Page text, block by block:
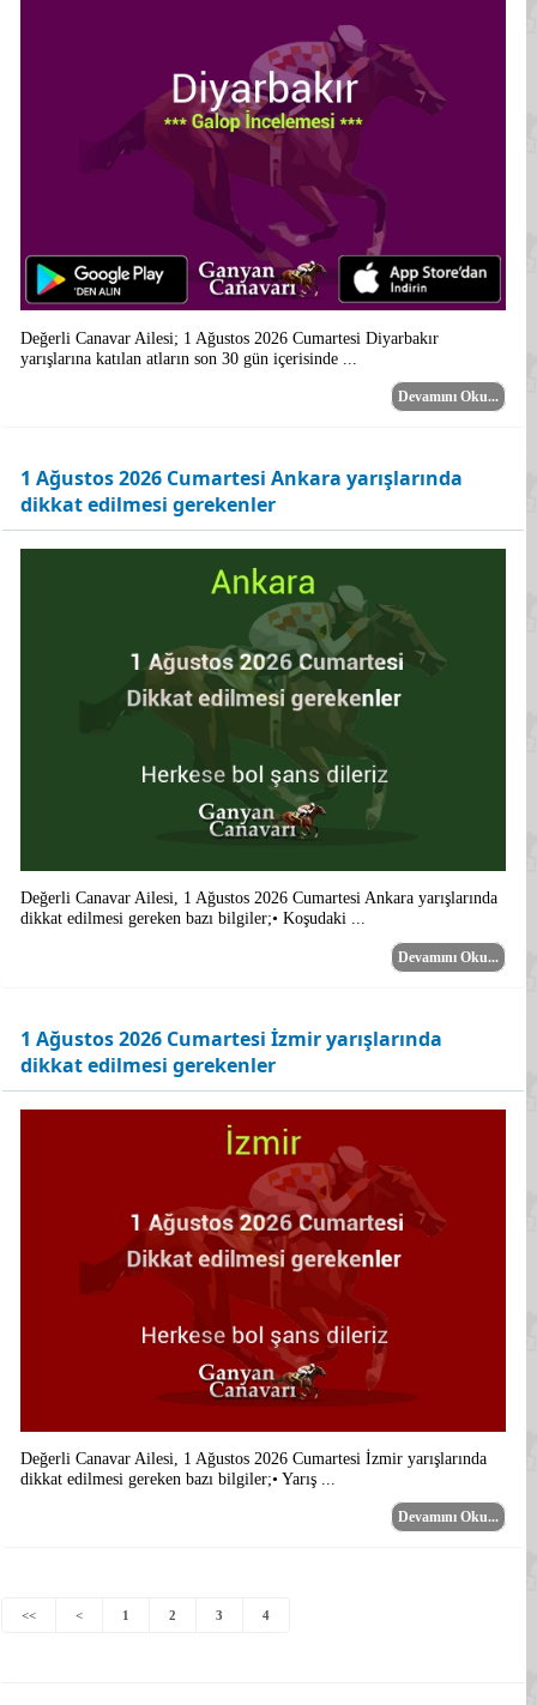
Değerli Canavar Ailesi; 1 Ağustos 2026 Cumartesi Diyarbakır
yarışlarına katılan atların son 30 gün içerisinde ...
Devamını Oku...
1 Ağustos 2026 Cumartesi Ankara yarışlarında
dikkat edilmesi gerekenler
Değerli Canavar Ailesi, 1 Ağustos 2026 Cumartesi Ankara yarışlarında
dikkat edilmesi gereken bazı bilgiler;• Koşudaki ...
Devamını Oku...
1 Ağustos 2026 Cumartesi İzmir yarışlarında
dikkat edilmesi gerekenler
Değerli Canavar Ailesi, 1 Ağustos 2026 Cumartesi İzmir yarışlarında
dikkat edilmesi gereken bazı bilgiler;• Yarış ...
Devamını Oku...
<< < 1 2 3 4